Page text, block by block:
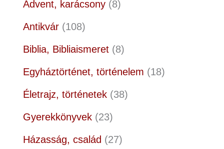
Advent, karácsony 8
Antikvár 108
Biblia, Bibliaismeret 8
Egyháztörténet, történelem 18
Életrajz, történetek 38
Gyerekkönyvek 23
Házasság, család 27